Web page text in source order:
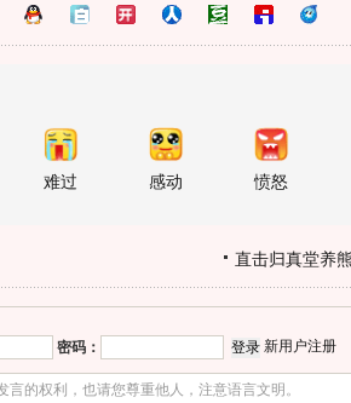
难过 感动 愤怒
直击归真堂养
密码： 新用户注册